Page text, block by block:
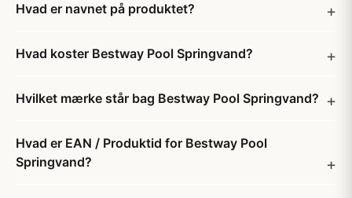
Hvad er navnet på produktet?
Hvad koster Bestway Pool Springvand?
Hvilket mærke står bag Bestway Pool Springvand?
Hvad er EAN / Produktid for Bestway Pool
Springvand?